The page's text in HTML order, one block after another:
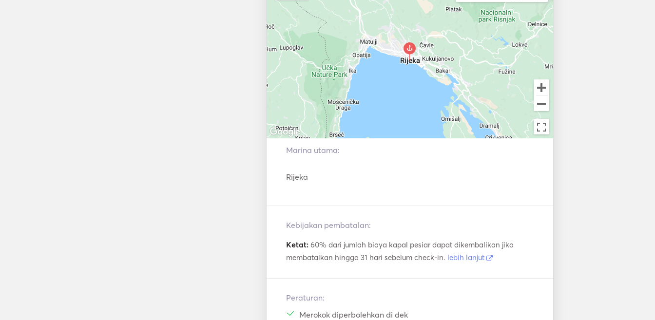
Marina utama:
Rijeka
Kebijakan pembatalan:
Ketat: 60% dari jumlah biaya kapal pesiar dapat dikembalikan jika
membatalkan hingga 31 hari sebelum check-in. lebih lanjut
Peraturan:
Merokok diperbolehkan di dek